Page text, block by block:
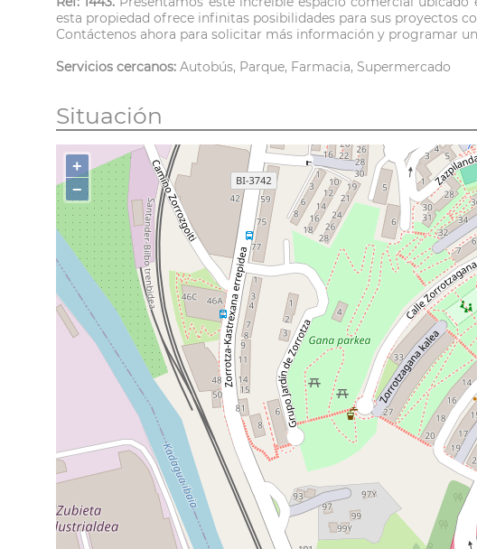
esta propiedad ofrece infinitas posibilidades para sus proyectos
Contáctenos ahora para solicitar más información y programar
Servicios cercanos: Autobús, Parque, Farmacia, Supermercado
Situación
+
−